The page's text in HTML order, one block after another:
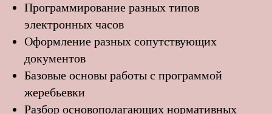
Программирование разных типов
электронных часов
Оформление разных сопутствующих
документов
Базовые основы работы с программой
жеребьевки
Разбор основополагающих нормативных